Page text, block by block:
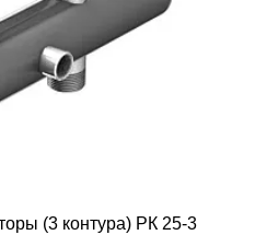
(3 контура) РК 25-3